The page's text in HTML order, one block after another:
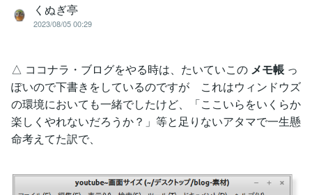
くぬぎ亭
2023/08/05 00:29
△ ココナラ・ブログをやる時は、たいていこの メモ帳 っ
ぽいので下書きをしているのですが これはウィンドウズ
の環境においても一緒でしたけど、「ここいらをいくらか
楽しくやれないだろうか？」等と足りないアタマで一生懸
命考えてた訳で、